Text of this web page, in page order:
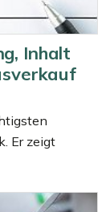
Inhalt
Er zeigt